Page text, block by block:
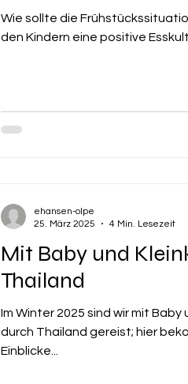
Wie sollte die
den Kindern eine positive
Mit Baby und
Thailand
Im Winter 2025 sind wir mit Baby
durch Thailand gereist; hier
Einblicke...
ehansen-olpe
25. März 2025
4 Min. Lesezeit